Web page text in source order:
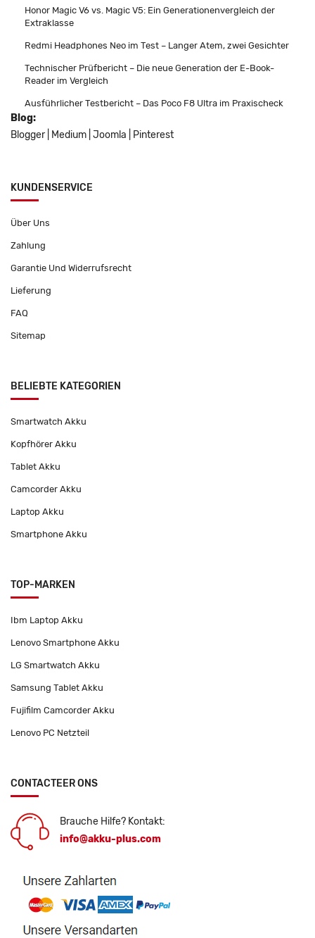
Honor Magic V6 vs. Magic V5: Ein Generationenvergleich der
Extraklasse
Redmi Headphones Neo im Test – Langer Atem, zwei Gesichter
Technischer Prüfbericht – Die neue Generation der E-Book-
Reader im Vergleich
Ausführlicher Testbericht – Das Poco F8 Ultra im Praxischeck
Blog:
Blogger
Medium Joomla Pinterest
KUNDENSERVICE
Über Uns
Zahlung
Garantie Und Widerrufsrecht
Lieferung
FAQ
Sitemap
BELIEBTE KATEGORIEN
Smartwatch Akku
Kopfhörer Akku
Tablet Akku
Camcorder Akku
Laptop Akku
Smartphone Akku
TOP-MARKEN
Ibm Laptop Akku
Lenovo Smartphone Akku
LG Smartwatch Akku
Samsung Tablet Akku
Fujifilm Camcorder Akku
Lenovo PC Netzteil
CONTACTEER ONS
Brauche Hilfe? Kontakt:
info@akku-plus.com